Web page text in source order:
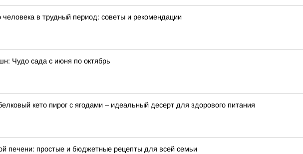
человека в трудный период: советы и рекомендации
Чудо сада с июня по октябрь
кето пирог с ягодами – идеальный десерт для здорового питания
печени: простые и бюджетные рецепты для всей семьи